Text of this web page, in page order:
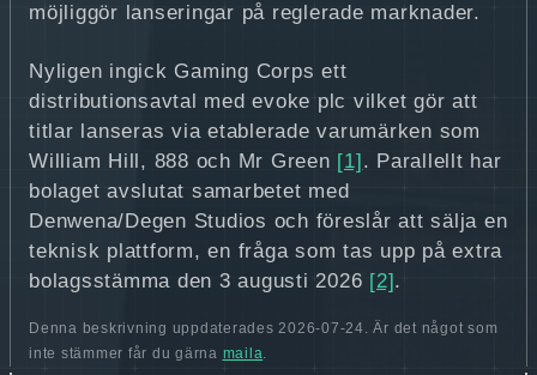
möjliggör lanseringar på reglerade marknader.
Nyligen ingick Gaming Corps ett
distributionsavtal med evoke plc vilket gör att
titlar lanseras via etablerade varumärken som
William Hill, 888 och Mr Green [1] . Parallellt har
bolaget avslutat samarbetet med
Denwena/Degen Studios och föreslår att sälja en
teknisk plattform, en fråga som tas upp på extra
bolagsstämma den 3 augusti 2026 [2] .
Denna beskrivning uppdaterades 2026-07-24. Är det något som
inte stämmer får du gärna maila.